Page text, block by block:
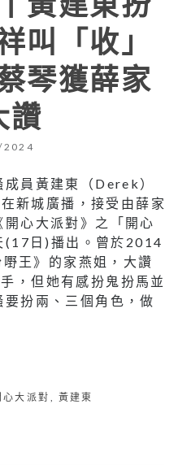
叫「收」
琴獲薛家
讚
成員黃建東（Derek）
新城廣播，接受由薛家
心大派對》之「開心
(17日)播出。曾於2014
王》的家燕姐，大讚
，但她有感扮鬼扮馬並
扮兩、三個角色，做
心大派對 黃建東